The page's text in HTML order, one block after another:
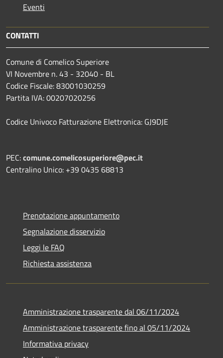
Eventi
CONTATTI
Comune di Comelico Superiore
VI Novembre n. 43 - 32040 - BL
Codice Fiscale: 83001030259
Partita IVA: 00207020256
Codice Univoco Fatturazione Elettronica: GJ9DJE
PEC:comune.comelicosuperiore@pec.it
Centralino Unico: +39 0435 68813
Prenotazione appuntamento
Segnalazione disservizio
Leggi le FAQ
Richiesta assistenza
Amministrazione trasparente dal 06/11/2024
Amministrazione trasparente fino al 05/11/2024
Informativa privacy